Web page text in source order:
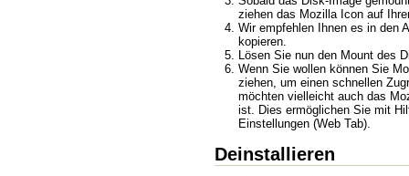
ziehen das Mozilla Icon auf
Wir empfehlen Ihnen es in den
kopieren.
Lösen Sie nun den Mount des
Wenn Sie wollen können Sie
ziehen, um einen schnellen
möchten vielleicht auch das
ist. Dies ermöglichen Sie mit
Einstellungen (Web Tab).
Deinstallieren